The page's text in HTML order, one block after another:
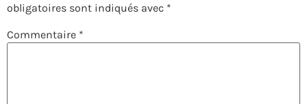
obligatoires sont indiqués avec *
Commentaire *